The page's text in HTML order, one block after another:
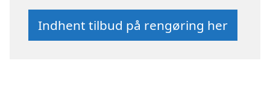
Indhent tilbud på rengøring her